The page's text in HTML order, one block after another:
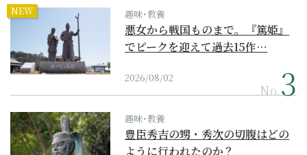
NEW 趣味･教養
悪女から戦国ものまで。『篤姫』
でピークを迎えて過去15作…
2026/08/02
No.
趣味･教養
豊臣秀吉の甥・秀次の切腹はどの
ように行われたのか？